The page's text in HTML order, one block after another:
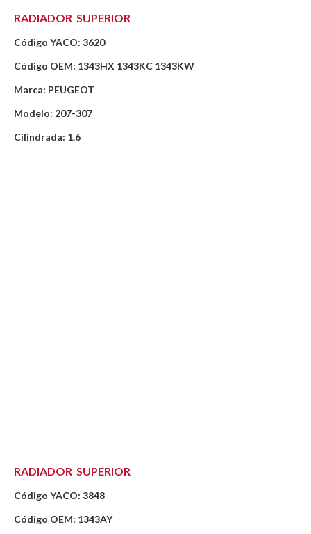
RADIADOR SUPERIOR
Código YACO: 3620
Código OEM: 1343HX 1343KC 1343KW
Marca: PEUGEOT
Modelo: 207-307
Cilindrada: 1.6
RADIADOR SUPERIOR
Código YACO: 3848
Código OEM: 1343AY